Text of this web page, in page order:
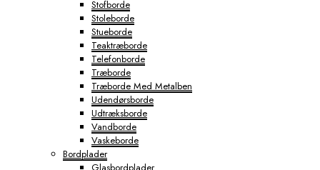
Stofborde
Stoleborde
Stueborde
Teaktræborde
Telefonborde
Træborde
Træborde Med Metalben
Udendørsborde
Udtræksborde
Vandborde
Vaskeborde
Bordplader